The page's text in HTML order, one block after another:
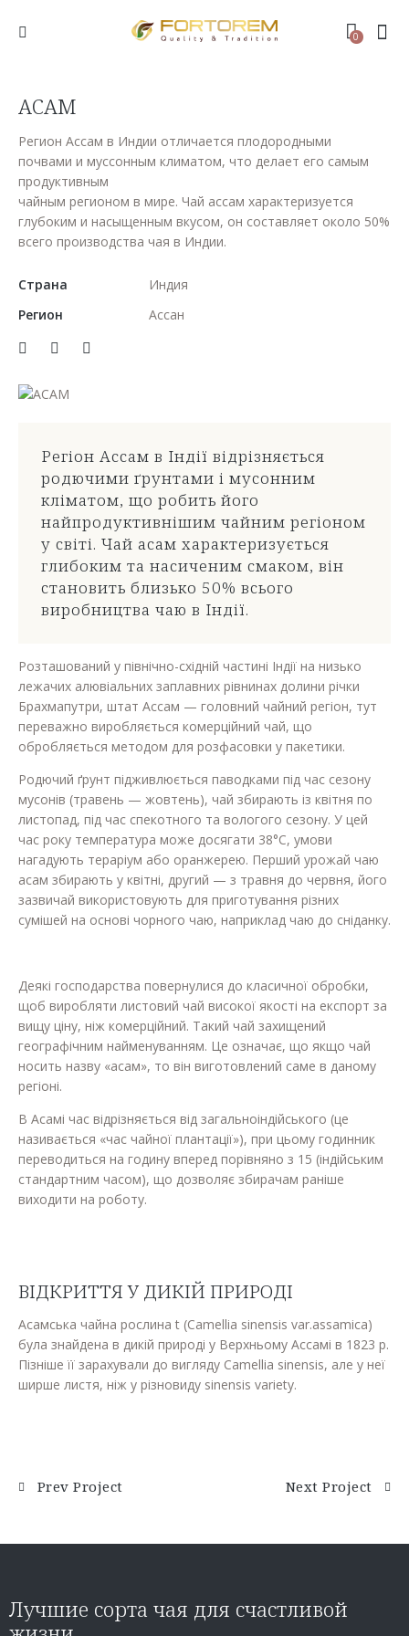
0
АСАМ
Регион Ассам в Индии отличается плодородными
почвами и муссонным климатом, что делает его самым
продуктивным
чайным регионом в мире. Чай ассам характеризуется
глубоким и насыщенным вкусом, он составляет около 50%
всего производства чая в Индии.
Страна
Индия
Регион
Ассан
Регіон Ассам в Індії відрізняється
родючими ґрунтами і мусонним
кліматом, що робить його
найпродуктивнішим чайним регіоном
у світі. Чай асам характеризується
глибоким та насиченим смаком, він
становить близько 50% всього
виробництва чаю в Індії.
Розташований у північно-східній частині Індії на низько
лежачих алювіальних заплавних рівнинах долини річки
Брахмапутри, штат Ассам — головний чайний регіон, тут
переважно виробляється комерційний чай, що
обробляється методом для розфасовки у пакетики.
Родючий ґрунт підживлюється паводками під час сезону
мусонів (травень — жовтень), чай збирають із квітня по
листопад, під час спекотного та вологого сезону. У цей
час року температура може досягати 38°С, умови
нагадують тераріум або оранжерею. Перший урожай чаю
асам збирають у квітні, другий — з травня до червня, його
зазвичай використовують для приготування різних
сумішей на основі чорного чаю, наприклад чаю до сніданку.
Деякі господарства повернулися до класичної обробки,
щоб виробляти листовий чай високої якості на експорт за
вищу ціну, ніж комерційний. Такий чай захищений
географічним найменуванням. Це означає, що якщо чай
носить назву «асам», то він виготовлений саме в даному
регіоні.
В Асамі час відрізняється від загальноіндійського (це
називається «час чайної плантації»), при цьому годинник
переводиться на годину вперед порівняно з 15 (індійським
стандартним часом), що дозволяє збирачам раніше
виходити на роботу.
ВІДКРИТТЯ У ДИКІЙ ПРИРОДІ
Асамська чайна рослина t (Camellia sinensis var.assamica)
була знайдена в дикій природі у Верхньому Ассамі в 1823 р.
Пізніше її зарахували до вигляду Camellia sinensis, але у неї
ширше листя, ніж у різновиду sinensis variety.
Prev Project Next Project
Лучшие сорта чая для счастливой